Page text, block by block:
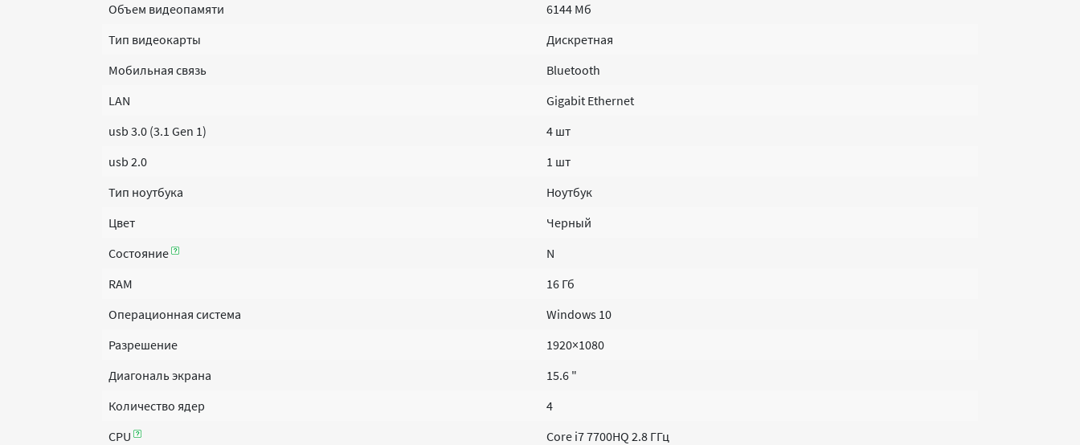
Объем видеопамяти
6144 Мб
Тип видеокарты
Дискретная
Мобильная связь
Bluetooth
LAN
Gigabit Ethernet
usb 3.0 (3.1 Gen 1)
4 шт
usb 2.0
1 шт
Тип ноутбука
Ноутбук
Цвет
Черный
Состояние
N
RAM
16 Гб
Операционная система
Windows 10
Разрешение
1920×1080
Диагональ экрана
15.6 "
Количество ядер
4
CPU
Core i7 7700HQ 2.8 ГГц